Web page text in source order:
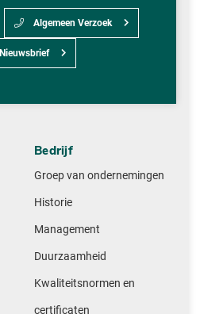
Algemeen Verzoek
Nieuwsbrief
Bedrijf
Groep van ondernemingen
Historie
Management
Duurzaamheid
Kwaliteitsnormen en
certificaten